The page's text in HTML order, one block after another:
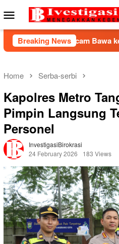
to
Mobile
Menu
Breaking News
Ancam Bawa ke Jalur Hukum
Home Serba-serbi
Kapolres Metro
Pimpin Langsung
Personel
InvestigasiBirokrasi
24 February 2026
183 Views